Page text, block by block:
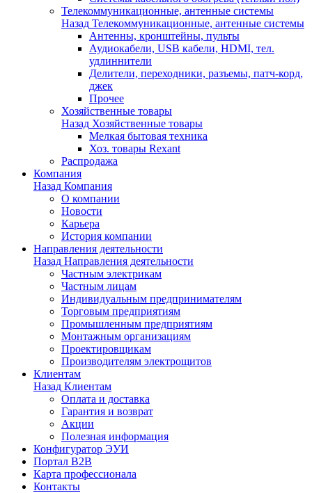
Телекоммуникационные, антенные системы
Назад Телекоммуникационные, антенные системы
Антенны, кронштейны, пульты
Аудиокабели, USB кабели, HDMI, тел.
удлиннители
Делители, переходники, разъемы, патч-корд,
джек
Прочее
Хозяйственные товары
Назад Хозяйственные товары
Мелкая бытовая техника
Хоз. товары Rexant
Распродажа
Компания
Назад Компания
О компании
Новости
Карьера
История компании
Направления деятельности
Назад Направления деятельности
Частным электрикам
Частным лицам
Индивидуальным предпринимателям
Торговым предприятиям
Промышленным предприятиям
Монтажным организациям
Проектировщикам
Производителям электрощитов
Клиентам
Назад Клиентам
Оплата и доставка
Гарантия и возврат
Акции
Полезная информация
Конфигуратор ЭУИ
Портал B2B
Карта профессионала
Контакты